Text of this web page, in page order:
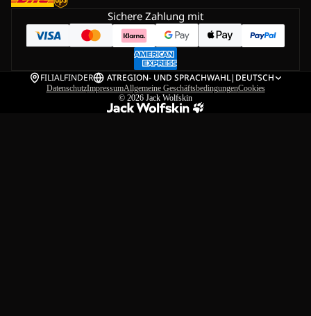
Sichere Zahlung mit
FILIALFINDER ATREGION- UND SPRACHWAHL| DEUTSCH
DatenschutzImpressumAllgemeine GeschäftsbedingungenCookies
© 2026 Jack Wolfskin